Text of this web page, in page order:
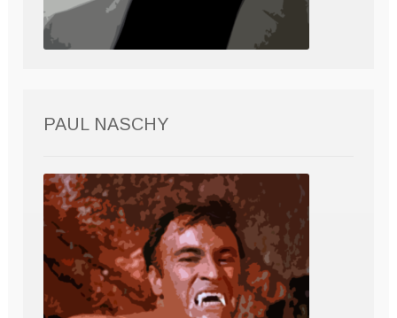
PAUL NASCHY